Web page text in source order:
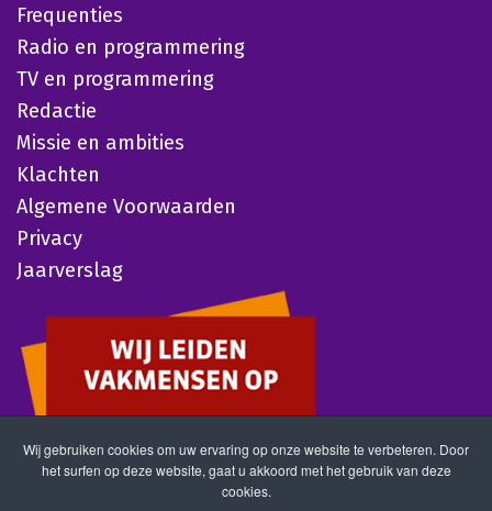
Frequenties
Radio en programmering
TV en programmering
Redactie
Missie en ambities
Klachten
Algemene Voorwaarden
Privacy
Jaarverslag
Wij gebruiken cookies om uw ervaring op onze website te verbeteren. Door
het surfen op deze website, gaat u akkoord met het gebruik van deze
cookies.